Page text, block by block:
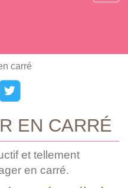
carré
EN CARRÉ
et tellement
en carré.